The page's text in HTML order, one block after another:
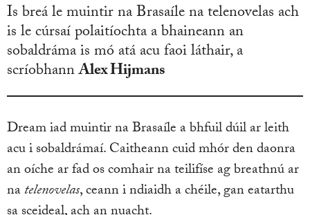
Is breá le muintir na Brasaíle na telenovelas ach
is le cúrsaí polaitíochta a bhaineann an
sobaldráma is mó atá acu faoi láthair, a
scríobhannAlex Hijmans
Dream iad muintir na Brasaíle a bhfuil dúil ar leith
acu i sobaldrámaí. Caitheann cuid mhór den daonra
an oíche ar fad os comhair na teilifíse ag breathnú ar
natelenovelas, ceann i ndiaidh a chéile, gan eatarthu